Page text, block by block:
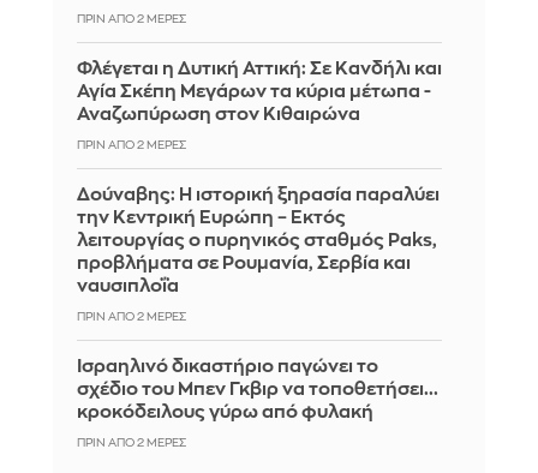
ΠΡΙΝ ΑΠΌ 2 ΜΈΡΕΣ
Φλέγεται η Δυτική Αττική: Σε Κανδήλι και
Αγία Σκέπη Μεγάρων τα κύρια μέτωπα -
Αναζωπύρωση στον Κιθαιρώνα
ΠΡΙΝ ΑΠΌ 2 ΜΈΡΕΣ
Δούναβης: Η ιστορική ξηρασία παραλύει
την Κεντρική Ευρώπη – Εκτός
λειτουργίας ο πυρηνικός σταθμός Paks,
προβλήματα σε Ρουμανία, Σερβία και
ναυσιπλοΐα
ΠΡΙΝ ΑΠΌ 2 ΜΈΡΕΣ
Ισραηλινό δικαστήριο παγώνει το
σχέδιο του Μπεν Γκβιρ να τοποθετήσει...
κροκόδειλους γύρω από φυλακή
ΠΡΙΝ ΑΠΌ 2 ΜΈΡΕΣ